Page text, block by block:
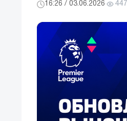
16:26 / 03.06.2026· 447